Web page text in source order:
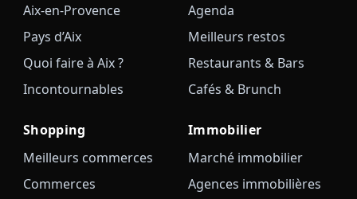
Aix-en-Provence
Pays d’Aix
Quoi faire à Aix ?
Incontournables
Agenda
Meilleurs restos
Restaurants & Bars
Cafés & Brunch
Shopping
Meilleurs commerces
Commerces
Immobilier
Marché immobilier
Agences immobilières